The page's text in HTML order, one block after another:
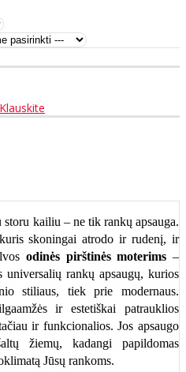
Klauskite
storu kailiu – ne tik rankų apsauga.
skoningai atrodo ir rudenį, ir
odinės pirštinės moterims –
universalių rankų apsaugų, kurios
stiliaus, tiek prie modernaus.
ir estetiškai patrauklios
ir funkcionalios. Jos apsaugo
žiemų, kadangi papildomas
Jūsų rankoms.